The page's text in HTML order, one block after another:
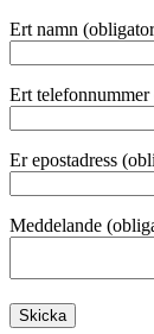
Ert namn
Ert
Er epostadress
Meddelande